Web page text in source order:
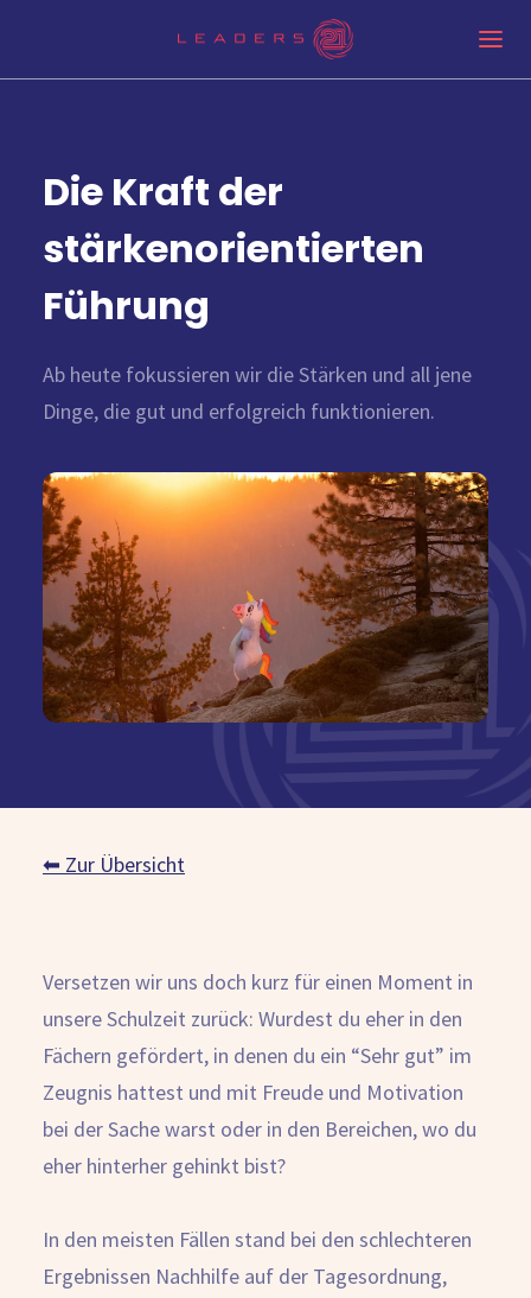
Kostenlose Beratung
Die Kraft der
stärkenorientierten
Führung
Ab heute fokussieren wir die Stärken und all jene
Dinge, die gut und erfolgreich funktionieren.
⬅ Zur Übersicht
Versetzen wir uns doch kurz für einen Moment in
unsere Schulzeit zurück: Wurdest du eher in den
Fächern gefördert, in denen du ein “Sehr gut” im
Zeugnis hattest und mit Freude und Motivation
bei der Sache warst oder in den Bereichen, wo du
eher hinterher gehinkt bist?
In den meisten Fällen stand bei den schlechteren
Ergebnissen Nachhilfe auf der Tagesordnung,